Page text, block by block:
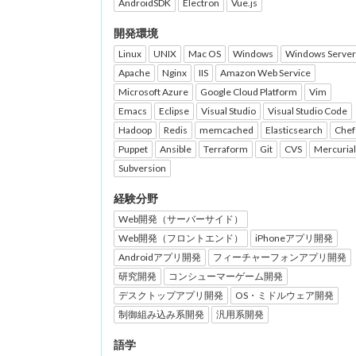
AndroidSDK Electron Vue.js
開発環境
Linux UNIX Mac OS Windows
Windows Server
Apache
Nginx IIS
Amazon Web Service
Microsoft Azure
Google Cloud Platform
Vim
Emacs
Eclipse Visual Studio
Visual Studio Code
Hadoop
Redis memcached Elasticsearch
Chef
Puppet
Ansible Terraform Git CVS
Mercurial
Subversion
経験分野
Web開発（サーバーサイド）
Web開発（フロントエンド）
iPhoneアプリ開発
Androidアプリ開発
フィーチャーフォンアプリ開発
研究開発
コンシューマーゲーム開発
デスクトップアプリ開発
OS・ミドルウェア開発
制御組み込み系開発
汎用系開発
語学